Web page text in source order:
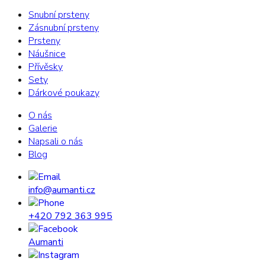
Snubní prsteny
Zásnubní prsteny
Prsteny
Náušnice
Přívěsky
Sety
Dárkové poukazy
O nás
Galerie
Napsali o nás
Blog
info@aumanti.cz
+420 792 363 995
Aumanti